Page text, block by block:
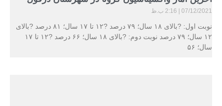
07/12/2021 2:16 ب.ظ
نوبت اول: ?بالای ۱۸ سال؛ ۷۹ درصد ?۱۲ تا ۱۷ سال؛ ۸۱ درصد ?بالای
۱۲ سال؛ ۷۹ درصد نوبت دوم: ?بالای ۱۸ سال؛ ۶۶ درصد ?۱۲ تا ۱۷
سال؛ ۵۶